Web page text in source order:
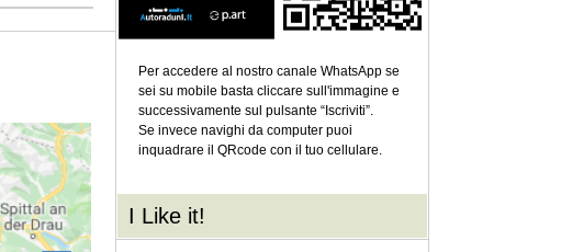
Per accedere al nostro canale WhatsApp se
sei su mobile basta cliccare sull'immagine e
successivamente sul pulsante “Iscriviti”.
Se invece navighi da computer puoi
inquadrare il QRcode con il tuo cellulare.
I Like it!